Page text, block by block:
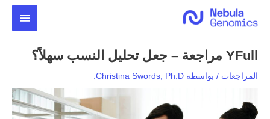
المحتوى
YFull مراجعة – جعل تحليل النسب سهلاً؟
المراجعات / بواسطة Christina Swords, Ph.D.